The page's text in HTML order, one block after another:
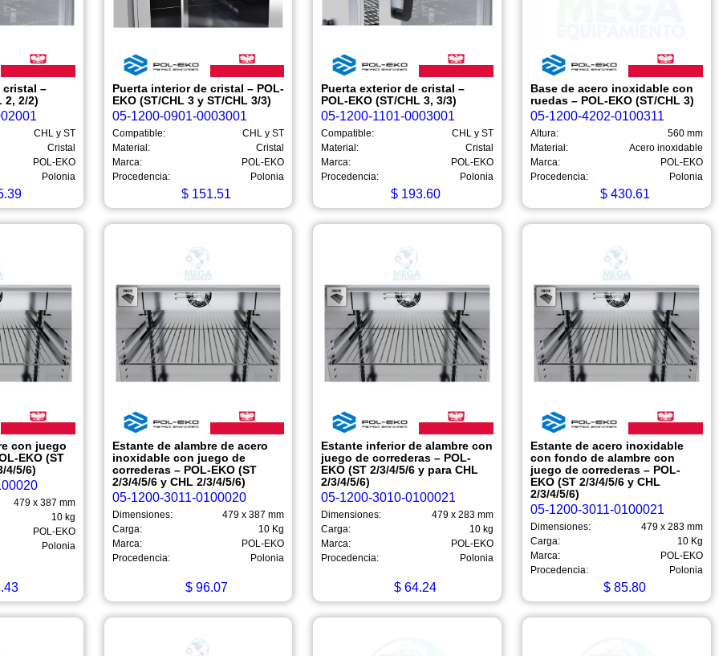
cristal –
2, 2/2)
CHL y ST
Cristal
POL-EKO
Polonia
Puerta interior de cristal – POL-
EKO (ST/CHL 3 y ST/CHL 3/3)
05-1200-0901-0003001
Compatible:
CHL y ST
Material:
Cristal
Marca:
POL-EKO
Procedencia:
Polonia
$ 151.51
Puerta exterior de cristal –
POL-EKO (ST/CHL 3, 3/3)
05-1200-1101-0003001
Compatible:
CHL y ST
Material:
Cristal
Marca:
POL-EKO
Procedencia:
Polonia
$193.60
Base de acero inoxidable con
ruedas – POL-EKO (ST/CHL 3)
05-1200-4202-0100311
Altura:
560 mm
Material:
Acero inoxidable
Marca:
POL-EKO
Procedencia:
Polonia
$430.61
con juego
EKO (ST
4/5/6)
479 x 387 mm
10 kg
POL-EKO
Polonia
Estante de alambre de acero
inoxidable con juego de
correderas – POL-EKO (ST
2/3/4/5/6 y CHL 2/3/4/5/6)
05-1200-3011-0100020
Dimensiones:
479 x 387 mm
Carga:
10 Kg
Marca:
POL-EKO
Procedencia:
Polonia
$96.07
Estante inferior de alambre con
juego de correderas – POL-
EKO (ST 2/3/4/5/6 y para CHL
2/3/4/5/6)
05-1200-3010-0100021
Dimensiones:
479 x 283 mm
Carga:
10 kg
Marca:
POL-EKO
Procedencia:
Polonia
$ 64.24
Estante de acero inoxidable
con fondo de alambre con
juego de correderas – POL-
EKO (ST 2/3/4/5/6 y CHL
2/3/4/5/6)
05-1200-3011-0100021
Dimensiones:
479 x 283 mm
Carga:
10 Kg
Marca:
POL-EKO
Procedencia:
Polonia
$ 85.80